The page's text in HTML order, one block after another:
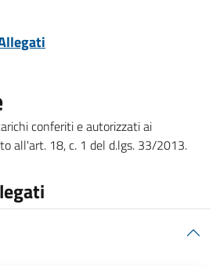
conferiti e autorizzati ai
all'art. 18, c. 1 del d.lgs. 33/2013.